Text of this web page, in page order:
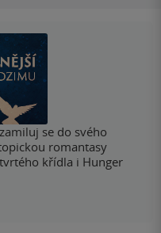
se do svého
romantasy
křídla i Hunger